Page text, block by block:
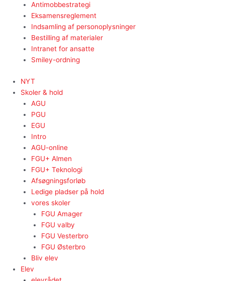
Antimobbestrategi
Eksamensreglement
Indsamling af personoplysninger
Bestilling af materialer
Intranet for ansatte
Smiley-ordning
NYT
Skoler & hold
AGU
PGU
EGU
Intro
AGU-online
FGU+ Almen
FGU+ Teknologi
Afsøgningsforløb
Ledige pladser på hold
vores skoler
FGU Amager
FGU valby
FGU Vesterbro
FGU Østerbro
Bliv elev
Elev